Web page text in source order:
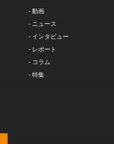
- 動画
- ニュース
- インタビュー
- レポート
- コラム
- 特集